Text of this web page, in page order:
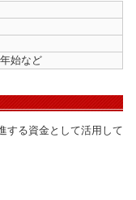
始など
する資金として活用して